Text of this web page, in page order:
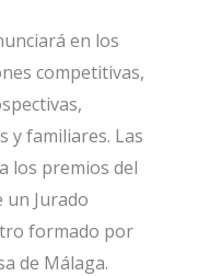
en los
competitivas,
y familiares. Las
los premios del
un Jurado
formado por
de Málaga.